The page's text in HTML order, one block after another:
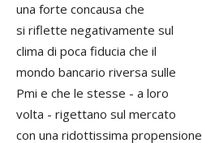
una forte concausa che
si riflette negativamente sul
clima di poca fiducia che il
mondo bancario riversa sulle
Pmi e che le stesse - a loro
volta - rigettano sul mercato
con una ridottissima propensione